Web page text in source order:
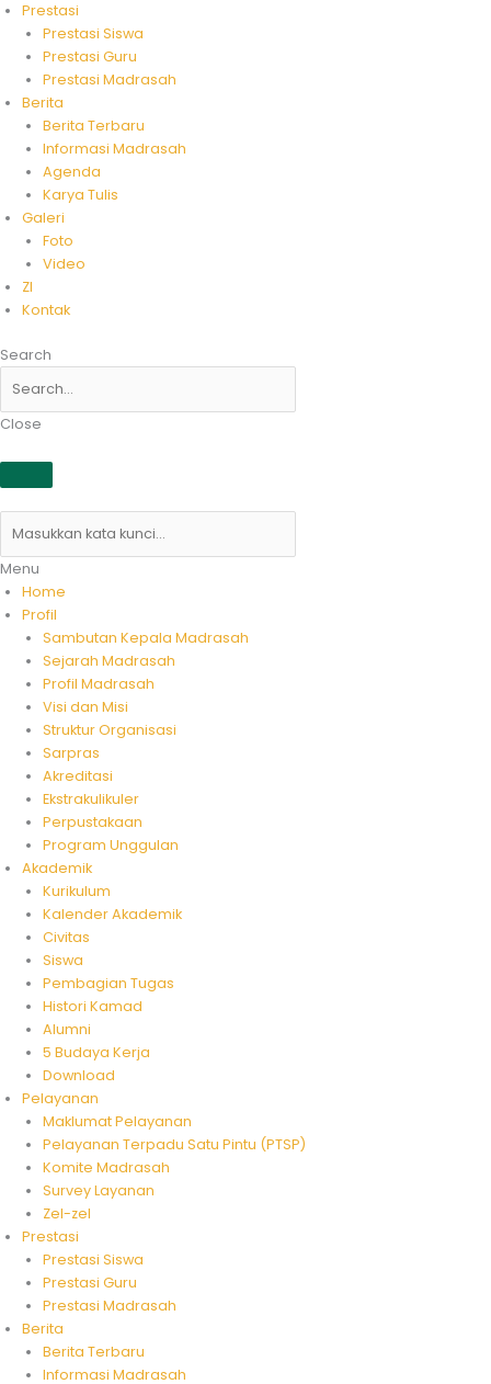
Prestasi
Prestasi Siswa
Prestasi Guru
Prestasi Madrasah
Berita
Berita Terbaru
Informasi Madrasah
Agenda
Karya Tulis
Galeri
Foto
Video
ZI
Kontak
Search
Close
Menu
Home
Profil
Sambutan Kepala Madrasah
Sejarah Madrasah
Profil Madrasah
Visi dan Misi
Struktur Organisasi
Sarpras
Akreditasi
Ekstrakulikuler
Perpustakaan
Program Unggulan
Akademik
Kurikulum
Kalender Akademik
Civitas
Siswa
Pembagian Tugas
Histori Kamad
Alumni
5 Budaya Kerja
Download
Pelayanan
Maklumat Pelayanan
Pelayanan Terpadu Satu Pintu (PTSP)
Komite Madrasah
Survey Layanan
Zel-zel
Prestasi
Prestasi Siswa
Prestasi Guru
Prestasi Madrasah
Berita
Berita Terbaru
Informasi Madrasah